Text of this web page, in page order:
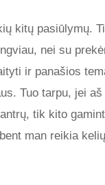
kitų pasiūlymų.
nei su
ir panašios
Tuo tarpu, jei
tik kito
man reikia